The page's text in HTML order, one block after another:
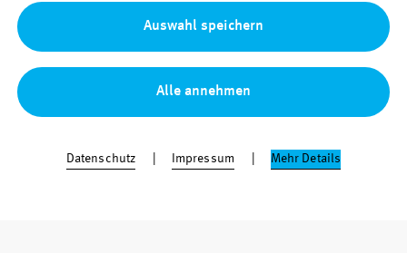
Auswahl speichern
Alle annehmen
Datenschutz Impressum Mehr Details